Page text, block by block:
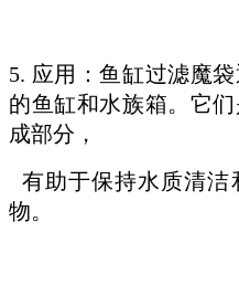
5. 应用：鱼缸过滤魔
的鱼缸和水族箱。它
成部分，
有助于保持水质清洁
物。